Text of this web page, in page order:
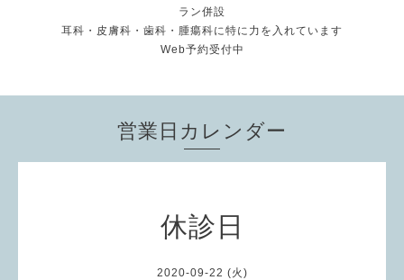
ラン併設
耳科・皮膚科・歯科・腫瘍科に特に力を入れています
Web予約受付中
営業日カレンダー
休診日
2020-09-22 (火)